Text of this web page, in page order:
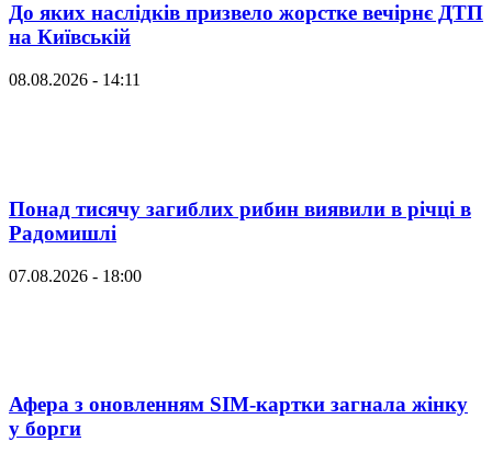
До яких наслідків призвело жорстке вечірнє ДТП
на Київській
08.08.2026 - 14:11
Понад тисячу загиблих рибин виявили в річці в
Радомишлі
07.08.2026 - 18:00
Афера з оновленням SIM-картки загнала жінку
у борги